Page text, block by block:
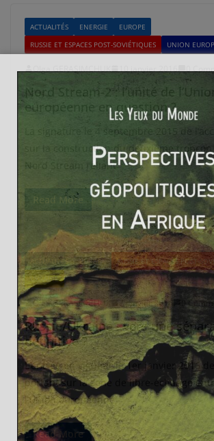
ACTUALITÉS ENERGIE
EUROPE
RUSSIE ET ESPACES POST-SOVIÉTIQUES
UNION
Olga GERASIMCHUK 10 janvier 2016 0
Nord Stream-2 : l’unité de l’Union
européenne en question ?
La signature le 4 septembre 2015 de
sur la construction du deuxième tronçon
Nord Stream reliant
Read More
ACTUALITÉS EUROPE
RUSSIE ET ESPACES POST-
UKRAINE
Olga GERASIMCHUK 7 janvier 2016 0
Russie/Ukraine : vers une
définitive ?
L’entrée en vigueur le 1er janvier 2016 de
portant sur la zone de libre-échange
l’Union européenne
Read More